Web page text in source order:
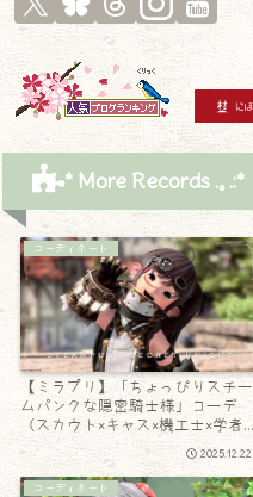
* More Records .｡.:*
コーディネート
【ミラプリ】「ちょっぴりスチー
ムパンクな隠密騎士様」コーデ
（スカウト×キャス×機工士×学者×
錬金術師×ナイトMIX）
2025.12.22
コーディネート